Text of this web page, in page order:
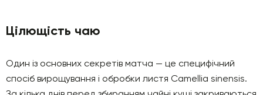
Цілющість чаю
Один із основних секретів матча — це специфічний
спосіб вирощування і обробки листя Camellia sinensis.